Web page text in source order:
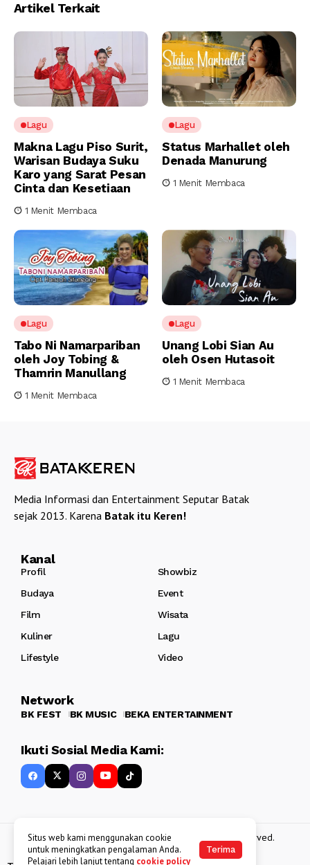
Artikel Terkait
Lagu
Makna Lagu Piso Surit,
Warisan Budaya Suku
Karo yang Sarat Pesan
Cinta dan Kesetiaan
1 Menit Membaca
Lagu
Status Marhallet oleh
Denada Manurung
1 Menit Membaca
Lagu
Tabo Ni Namarpariban
oleh Joy Tobing &
Thamrin Manullang
1 Menit Membaca
Lagu
Unang Lobi Sian Au
oleh Osen Hutasoit
1 Menit Membaca
Media Informasi dan Entertainment Seputar Batak
sejak 2013. Karena Batak itu Keren!
Kanal
Profil
Showbiz
Budaya
Event
Film
Wisata
Kuliner
Lagu
Lifestyle
Video
Network
BK FEST BK MUSIC BEKA ENTERTAINMENT
Ikuti Sosial Media Kami:
Copyright 2013 - 2025BATAKKEREN . All rights reserved.
Situs web kami menggunakan cookie
untuk meningkatkan pengalaman Anda.
Pelajari lebih lanjut tentang cookie policy
Terima